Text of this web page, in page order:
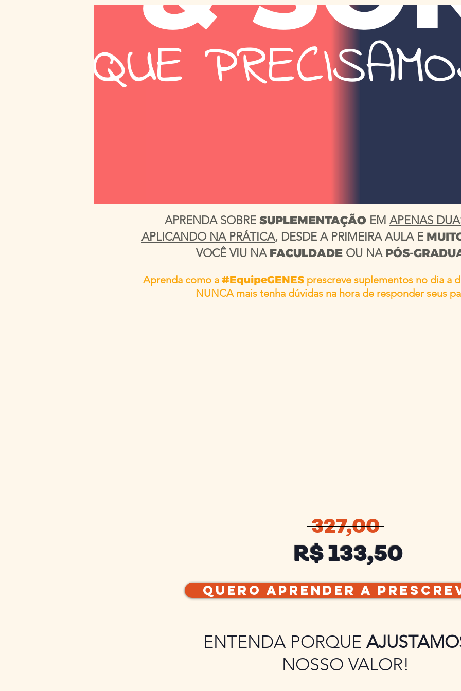
APRENDA SOBRE SUPLEMENTAÇÃO EM APENAS
APLICANDO NA PRÁTICA, DESDE A PRIMEIRA AULA E
VOCÊ VIU NA FACULDADE OU NA PÓS-
Aprenda como a #EquipeGENES prescreve suplementos no dia a
NUNCA mais tenha dúvidas na hora de responder seus
327,00
R$ 133,50
Quero aprender a
ENTENDA PORQUE
NOSSO VALOR!